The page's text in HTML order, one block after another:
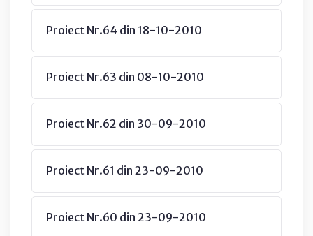
Proiect Nr.64 din 18-10-2010
Proiect Nr.63 din 08-10-2010
Proiect Nr.62 din 30-09-2010
Proiect Nr.61 din 23-09-2010
Proiect Nr.60 din 23-09-2010